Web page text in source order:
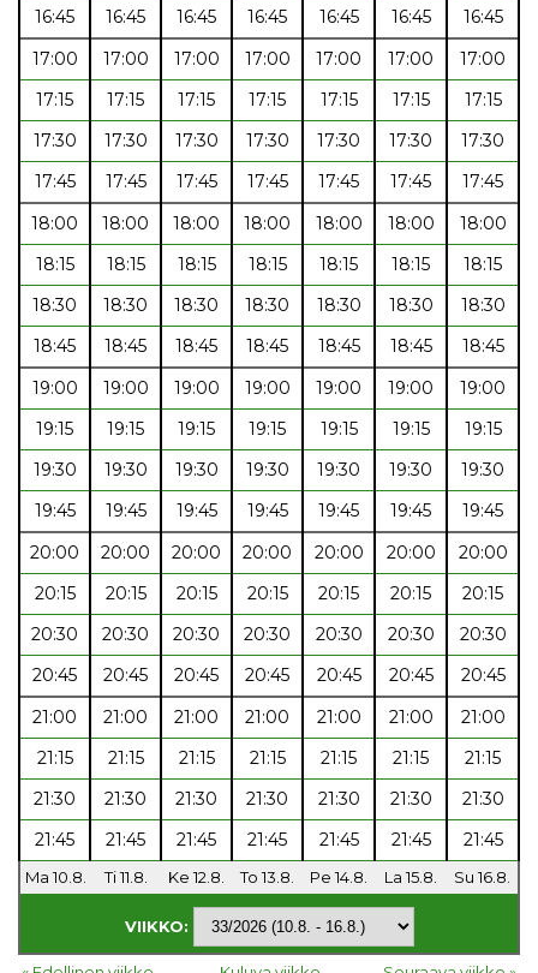
16:45
16:45 16:45 16:45 16:45 16:45
16:45
17:00
17:00 17:00 17:00 17:00 17:00
17:00
17:15
17:15 17:15 17:15 17:15 17:15
17:15
17:30
17:30 17:30 17:30 17:30 17:30
17:30
17:45
17:45 17:45 17:45 17:45 17:45
17:45
18:00
18:00 18:00 18:00 18:00 18:00
18:00
18:15
18:15 18:15 18:15 18:15 18:15
18:15
18:30
18:30 18:30 18:30 18:30 18:30
18:30
18:45
18:45 18:45 18:45 18:45 18:45
18:45
19:00
19:00 19:00 19:00 19:00 19:00
19:00
19:15
19:15 19:15 19:15 19:15 19:15
19:15
19:30
19:30 19:30 19:30 19:30 19:30
19:30
19:45
19:45 19:45 19:45 19:45 19:45
19:45
20:00
20:00 20:00 20:00 20:00 20:00
20:00
20:15
20:15 20:15 20:15 20:15 20:15
20:15
20:30
20:30 20:30 20:30 20:30 20:30
20:30
20:45
20:45 20:45 20:45 20:45 20:45
20:45
21:00
21:00 21:00 21:00 21:00 21:00
21:00
21:15
21:15 21:15 21:15 21:15 21:15
21:15
21:30
21:30 21:30 21:30 21:30 21:30
21:30
21:45
21:45 21:45 21:45 21:45 21:45 21:45
Ma 10.8. Ti 11.8. Ke 12.8. To 13.8. Pe 14.8. La 15.8. Su 16.8.
VIIKKO: